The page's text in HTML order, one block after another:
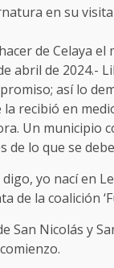
en su
de Celaya el
abril de 2024.-
así lo
recibió en
Un municipio
lo que se
yo nací en
de la coalición
Nicolás y